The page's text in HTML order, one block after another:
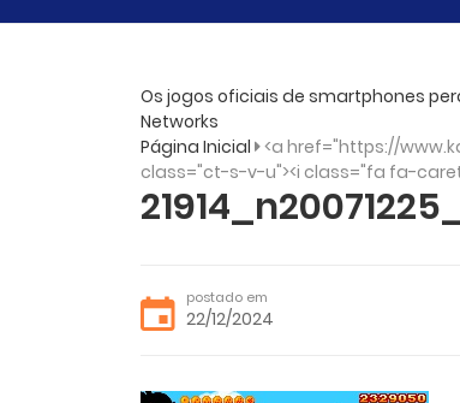
Os jogos oficiais de smartphones
Networks
Página Inicial <a href="https://
class="ct-s-v-u"><i class="fa fa-
postado em
22/12/2024